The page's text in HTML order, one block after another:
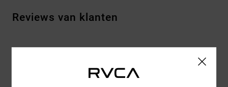
Reviews van klanten
5.0